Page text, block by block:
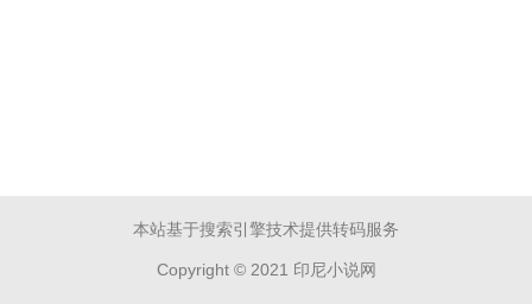
本站基于搜索引擎技术提供转码服务
Copyright © 2021 印尼小说网